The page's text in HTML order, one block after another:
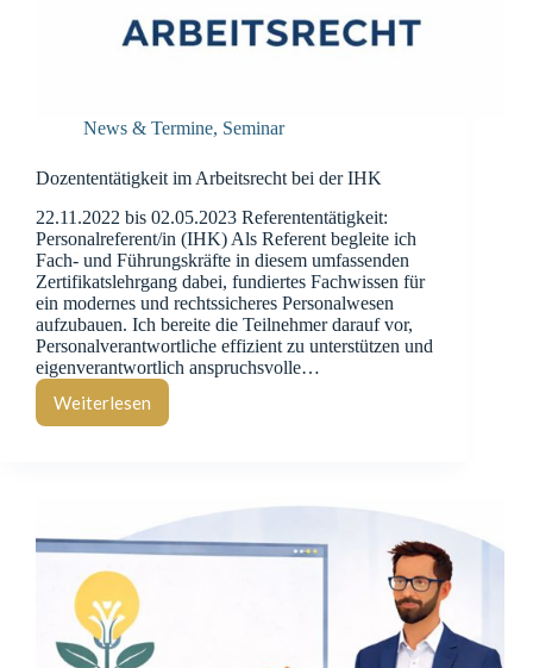
News & Termine, Seminar
Dozententätigkeit im Arbeitsrecht bei der IHK
22.11.2022 bis 02.05.2023 Referententätigkeit:
Personalreferent/in (IHK) Als Referent begleite ich
Fach- und Führungskräfte in diesem umfassenden
Zertifikatslehrgang dabei, fundiertes Fachwissen für
ein modernes und rechtssicheres Personalwesen
aufzubauen. Ich bereite die Teilnehmer darauf vor,
Personalverantwortliche effizient zu unterstützen und
eigenverantwortlich anspruchsvolle…
WeiterlesenDozententätigkeit
im